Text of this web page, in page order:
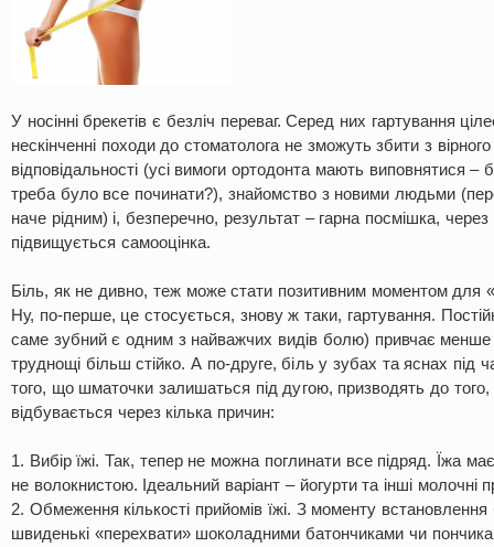
У носінні брекетів є безліч переваг. Серед них гартування
нескінченні походи до стоматолога не зможуть збити з
відповідальності (усі вимоги ортодонта мають виповнятися –
треба було все починати?), знайомство з новими людьми
наче рідним) і, безперечно, результат – гарна посмішка,
підвищується самооцінка.
Біль, як не дивно, теж може стати позитивним моментом для
Ну, по-перше, це стосується, знову ж таки, гартування.
саме зубний є одним з найважчих видів болю) привчає менше
труднощі більш стійко. А по-друге, біль у зубах та яснах під
того, що шматочки залишаться під дугою, призводять до
відбувається через кілька причин:
1. Вибір їжі. Так, тепер не можна поглинати все підряд. Їжа
не волокнистою. Ідеальний варіант – йогурти та інші молочні
2. Обмеження кількості прийомів їжі. З моменту встановлення
швиденькі «перехвати» шоколадними батончиками чи